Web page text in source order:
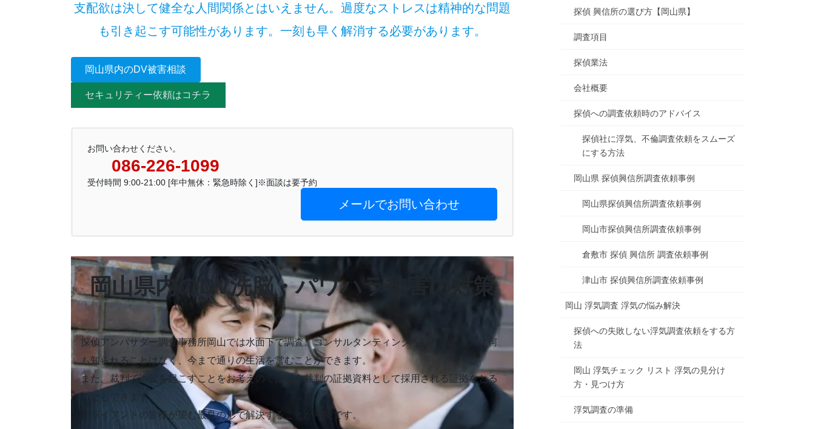
支配欲は決して健全な人間関係とはいえません。過度なストレスは精神的な問題
も引き起こす可能性があります。一刻も早く解消する必要があります。
岡山県内のDV被害相談
セキュリティー依頼はコチラ
お問い合わせください。
086-226-1099
受付時間 9:00-21:00 [年中無休：緊急時除く]※面談は要予約
メールでお問い合わせ
岡山県内のDV洗脳・パワハラ被害の対策
探偵アンバサダー調査事務所岡山では水面下で調査。コンサルタンティングを行うので周囲に何
も知られることはなく、今まで通りの生活を営むことができます。
また、裁判で訴訟を起こすことをお考えのでは場合裁判の証拠資料として採用される証拠をとる
こともできます。
クライアントの皆様が望む最良の形で解決することが可能です。
探偵 興信所の選び方【岡山県】
調査項目
探偵業法
会社概要
探偵への調査依頼時のアドバイス
探偵社に浮気、不倫調査依頼をスムーズ
にする方法
岡山県 探偵興信所調査依頼事例
岡山県探偵興信所調査依頼事例
岡山市探偵興信所調査依頼事例
倉敷市 探偵 興信所 調査依頼事例
津山市 探偵興信所調査依頼事例
岡山 浮気調査 浮気の悩み解決
探偵への失敗しない浮気調査依頼をする方
法
岡山 浮気チェック リスト 浮気の見分け
方・見つけ方
浮気調査の準備